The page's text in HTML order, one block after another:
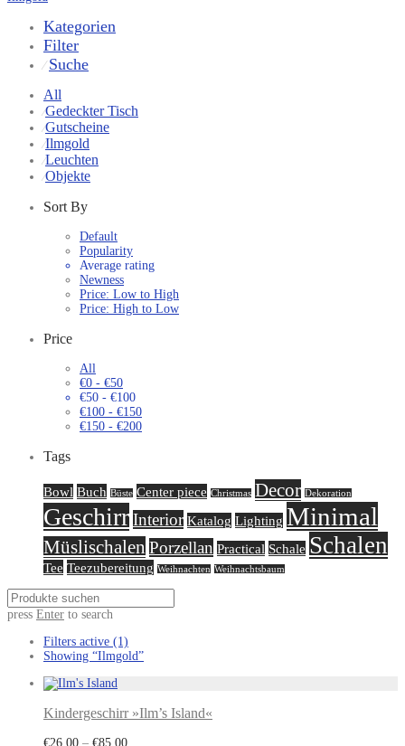
Kategorien
Filter
⁄ Suche
All
⁄Gedeckter Tisch
⁄Gutscheine
⁄Ilmgold
⁄Leuchten
⁄Objekte
Sort By
Default
Popularity
Average rating
Newness
Price: Low to High
Price: High to Low
Price
All
€0 - €50
€50 - €100
€100 - €150
€150 - €200
Tags
Bowl Buch Büste Center piece Christmas Decor Dekoration
GeschirrInterior Katalog Lighting Minimal
Müslischalen Porzellan Practical Schale Schalen
Tee Teezubereitung Weihnachten Weihnachtsbaum
press Enter to search
Filters active (1)
Showing “Ilmgold”
Kindergeschirr »Ilm’s Island«
€26,00 – €85,00